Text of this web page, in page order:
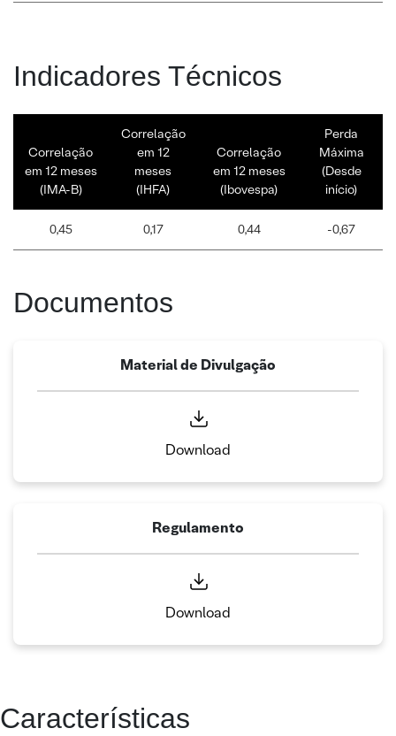
Indicadores Técnicos
Correlação
em 12 meses
(IMA-B)
Correlação
em 12
meses
(IHFA)
Correlação
em 12 meses
(Ibovespa)
Perda
Máxima
(Desde
início)
0,45 0,17 0,44 -0,67
Documentos
Material de Divulgação
Download
Regulamento
Download
Características